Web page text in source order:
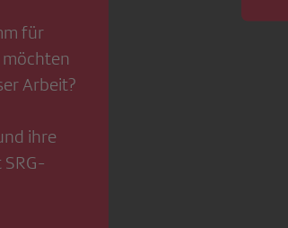
für
möchten
Arbeit?
ihre